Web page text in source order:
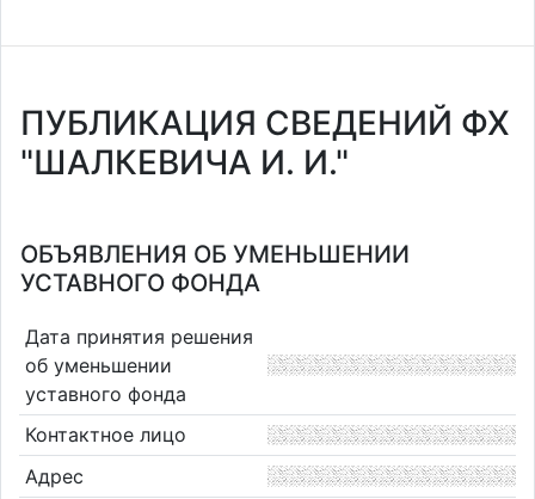
ПУБЛИКАЦИЯ СВЕДЕНИЙ ФХ
"ШАЛКЕВИЧА И. И."
ОБЪЯВЛЕНИЯ ОБ УМЕНЬШЕНИИ
УСТАВНОГО ФОНДА
Дата принятия решения
об уменьшении
уставного фонда
Контактное лицо
Адрес